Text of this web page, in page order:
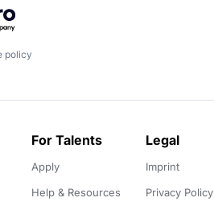
policy
For Talents
Apply
Help & Resources
Legal
Imprint
Privacy Policy